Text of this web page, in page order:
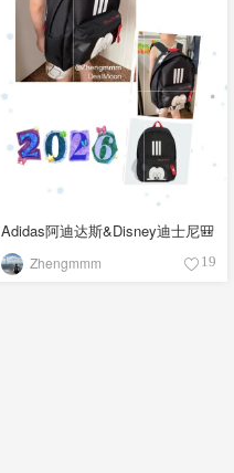
Adidas阿迪达斯&Disney迪士尼🎒
Zhengmmm 19